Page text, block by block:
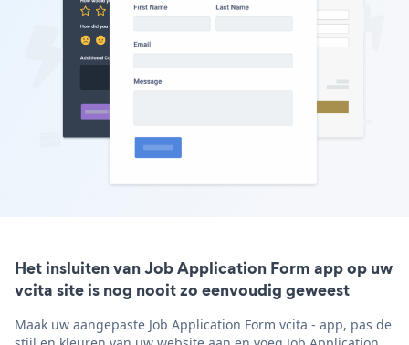
Het insluiten van Job Application Form app op uw
vcita site is nog nooit zo eenvoudig geweest
Maak uw aangepaste Job Application Form vcita - app, pas de